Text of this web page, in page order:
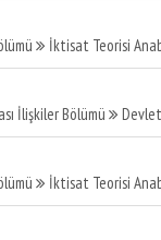
İktisat Teorisi
İlişkiler Bölümü
İktisat Teorisi